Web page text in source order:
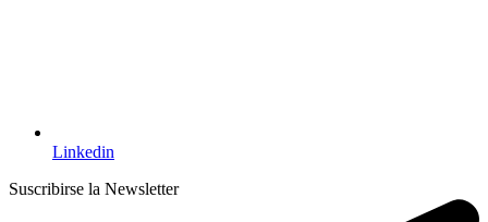
Linkedin
Suscribirse la Newsletter